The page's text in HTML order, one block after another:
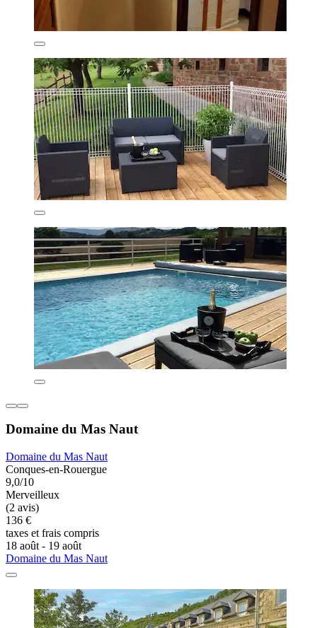
Domaine du Mas Naut
Domaine du Mas Naut
Conques-en-Rouergue
9,0/10
Merveilleux
(2 avis)
136 €
taxes et frais compris
18 août - 19 août
Domaine du Mas Naut